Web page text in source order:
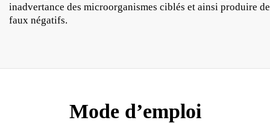
inadvertance des microorganismes ciblés et ainsi produire
faux négatifs.
Mode d’emploi